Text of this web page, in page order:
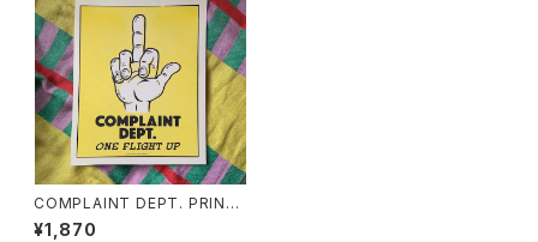
COMPLAINT DEPT. PRINT
by burrito breath/Phil Guy
¥1,870